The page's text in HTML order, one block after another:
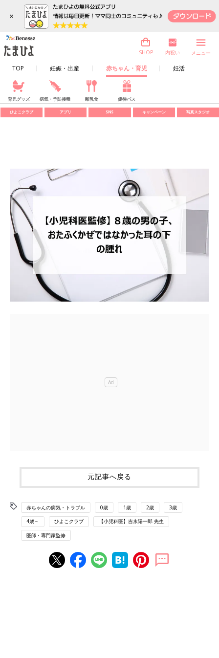
×
TOP 妊娠・出産 赤ちゃん・育児 妊活
SHOP 内祝い メニュー
育児グッズ 病気・予防接種 離乳食 優待パス
ひよこクラブ アプリ SNS キャンペーン 写真スタジオ
元記事へ戻る
赤ちゃんの病気・トラブル 0歳 1歳 2歳 3歳
4歳～ ひよこクラブ 【小児科医】吉永陽一郎 先生
医師・専門家監修